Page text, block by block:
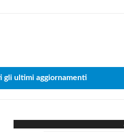
gli ultimi aggiornamenti